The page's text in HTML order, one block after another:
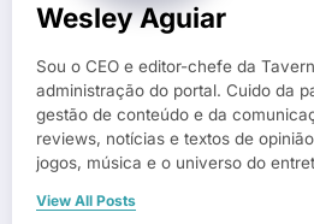
Wesley Aguiar
Sou o CEO e editor-chefe da
administração do portal. Cuido da
gestão de conteúdo e da
reviews, notícias e textos de
jogos, música e o universo do
View All Posts